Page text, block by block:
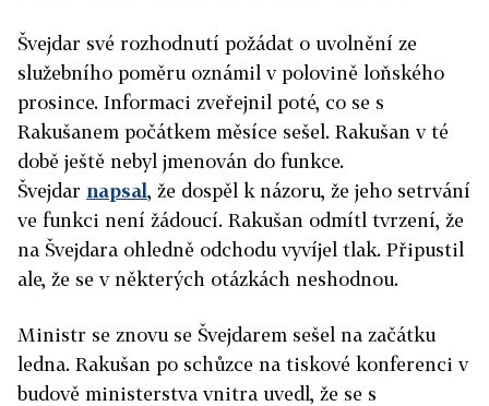
Švejdar své rozhodnutí požádat o uvolnění ze
služebního poměru oznámil v polovině loňského
prosince. Informaci zveřejnil poté, co se s
Rakušanem počátkem měsíce sešel. Rakušan v té
době ještě nebyl jmenován do funkce.
Švejdar napsal, že dospěl k názoru, že jeho setrvání
ve funkci není žádoucí. Rakušan odmítl tvrzení, že
na Švejdara ohledně odchodu vyvíjel tlak. Připustil
ale, že se v některých otázkách neshodnou.
Ministr se znovu se Švejdarem sešel na začátku
ledna. Rakušan po schůzce na tiskové konferenci v
budově ministerstva vnitra uvedl, že se s